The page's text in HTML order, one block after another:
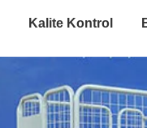
Kalite Kontrol